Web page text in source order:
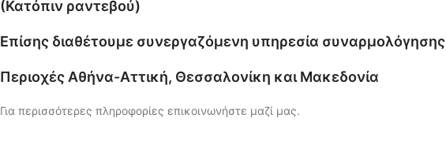
(Κατόπιν ραντεβού)
Επίσης διαθέτουμε συνεργαζόμενη υπηρεσία συναρμολόγησης
Περιοχές Αθήνα-Αττική, Θεσσαλονίκη και Μακεδονία
Για περισσότερες πληροφορίες επικοινωνήστε μαζί μας.